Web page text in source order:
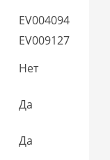
EV004094
EV009127
Нет
Да
Да